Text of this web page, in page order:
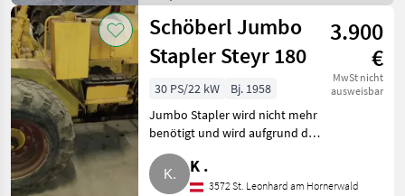
Lagertechnik /
Stapler
Schöberl Jumbo
Stapler Steyr 180
3.900
€
MwSt nicht
ausweisbar
30 PS/22 kW
Bj. 1958
Jumbo Stapler wird nicht mehr
benötigt und wird aufgrund des
Alters als defekt verkauft.
Bekannte Mängel: Reifen,
Bremsen, Getriebe laut. Springt
K .
3572 St. Leonhard am Hornerwald